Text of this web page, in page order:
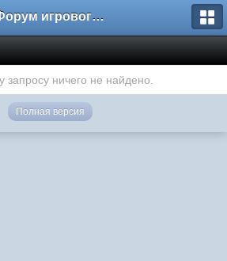
Форум игрового проекта Riverrise
ничего не найдено.
Полная версия